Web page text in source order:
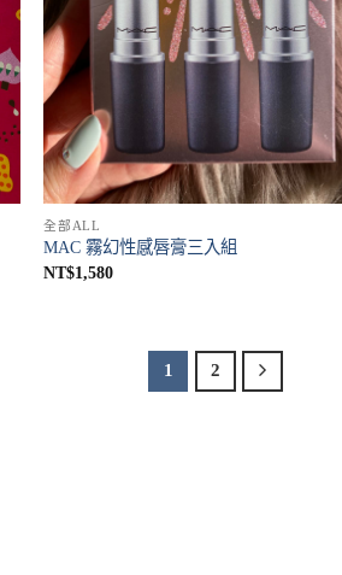
全部ALL
MAC 霧幻性感唇膏三入組
NT$1,580
1 2